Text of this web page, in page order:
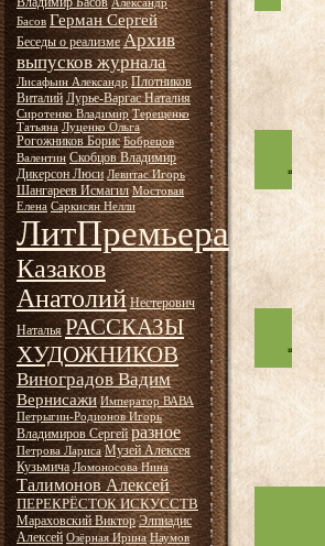
Александр
Басов Герман Сергей
Беседы о реализме Архив
выпусков журнала
Лисафьин Александр Плотников
Виталий Лурье-Варгас Наталия
Сиротенко Владимир Терещенко
Татьяна Луценко Ольга
Рогожников Борис Бобрецов
Валентин Скобцов Владимир
Дикерсон Люси Левитас Игорь
Шангареев Исмагил Мостовая
Елена Саркисян Нелли
ЛитПремьера
Казаков
Анатолий Нестерович
Наталья РАССКАЗЫ
ХУДОЖНИКОВ
Виноградов Вадим
Вернисажи Император ВАВА
Петрыгин-Родионов Игорь
Владимиров Сергей разное
Петрова Лариса Музей Алексея
Кузьмича Ломоносова Нина
Талимонов Алексей
ПЕРЕКРЁСТОК ИСКУССТВ
Мараховский Виктор Элпиадис
Алексей Озёрная Ирина Наумов